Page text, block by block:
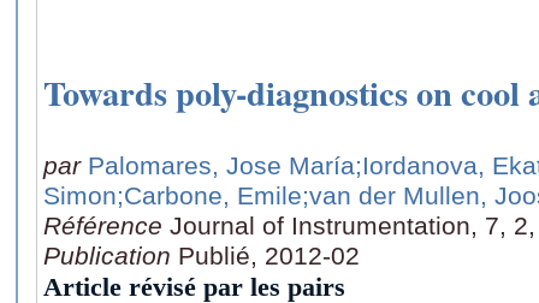
Towards poly-diagnostics on cool
par Palomares, Jose María;Iordanova,
Simon;Carbone, Emile;van der Mullen,
Référence Journal of Instrumentation, 7,
Publication Publié, 2012-02
Article révisé par les pairs